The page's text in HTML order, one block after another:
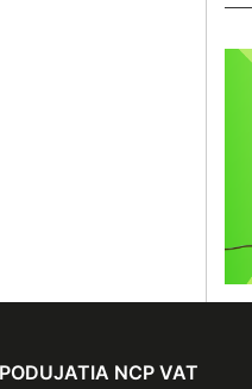
PODUJATIA NCP VAT